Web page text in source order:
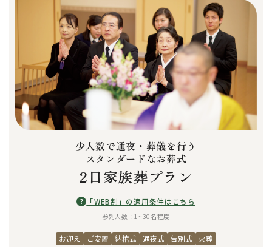
少人数で通夜・葬儀を行う
スタンダードなお葬式
2日家族葬プラン
? 「WEB割」の適用条件はこちら
参列人数：1~30名程度
お迎え ご安置 納棺式 通夜式 告別式 火葬